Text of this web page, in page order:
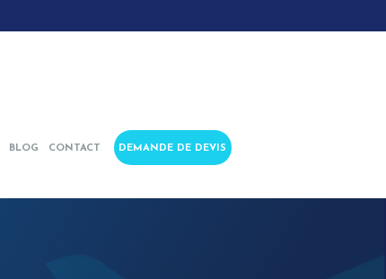
BLOG CONTACT DEMANDE DE DEVIS